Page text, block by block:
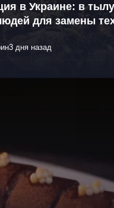
в Украине: в тылу
для замены
3 дня назад